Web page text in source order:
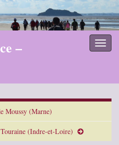
–
Moussy (Marne)
(Indre-et-Loire)